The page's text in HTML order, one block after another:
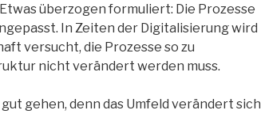
überzogen formuliert: Die Prozesse
In Zeiten der Digitalisierung wird
versucht, die Prozesse so zu
nicht verändert werden muss.
gehen, denn das Umfeld verändert sich